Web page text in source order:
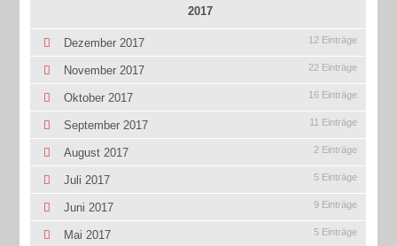
2017
Dezember 2017 12 Einträge
November 2017 22 Einträge
Oktober 2017 16 Einträge
September 2017 11 Einträge
August 2017 2 Einträge
Juli 2017 5 Einträge
Juni 2017 9 Einträge
Mai 2017 5 Einträge